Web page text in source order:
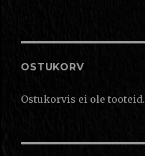
The
options
be
the
OSTUKORV
Ostukorvis ei ole tooteid.